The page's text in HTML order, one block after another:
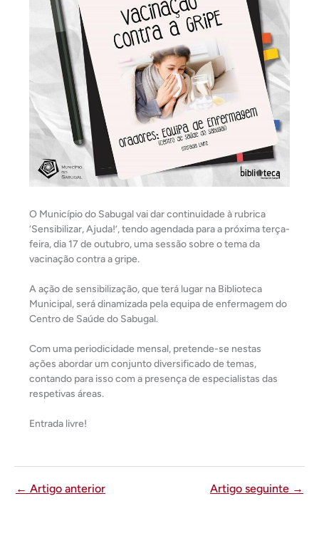
O Município do Sabugal vai dar continuidade à rubrica
‘Sensibilizar, Ajuda!’, tendo agendada para a próxima terça-
feira, dia 17 de outubro, uma sessão sobre o tema da
vacinação contra a gripe.
A ação de sensibilização, que terá lugar na Biblioteca
Municipal, será dinamizada pela equipa de enfermagem do
Centro de Saúde do Sabugal.
Com uma periodicidade mensal, pretende-se nestas
ações abordar um conjunto diversificado de temas,
contando para isso com a presença de especialistas das
respetivas áreas.
Entrada livre!
← Artigo anterior Artigo seguinte →